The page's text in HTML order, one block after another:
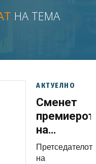
НА ТЕМА
АКТУЕЛНО
Сменет
премиерот
на
Белорусија
и тројца
Претседателот
на